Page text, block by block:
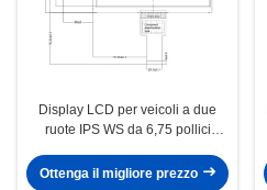
Display LCD per veicoli a due
ruote IPS WS da 6,75 pollici
LVDS / MIPI
Ottenga il migliore prezzo